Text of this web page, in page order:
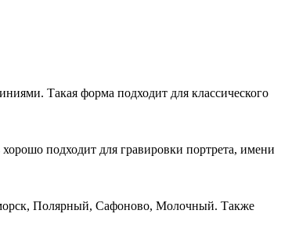
Такая форма подходит для классического
подходит для гравировки портрета, имени
Полярный, Сафоново, Молочный. Также